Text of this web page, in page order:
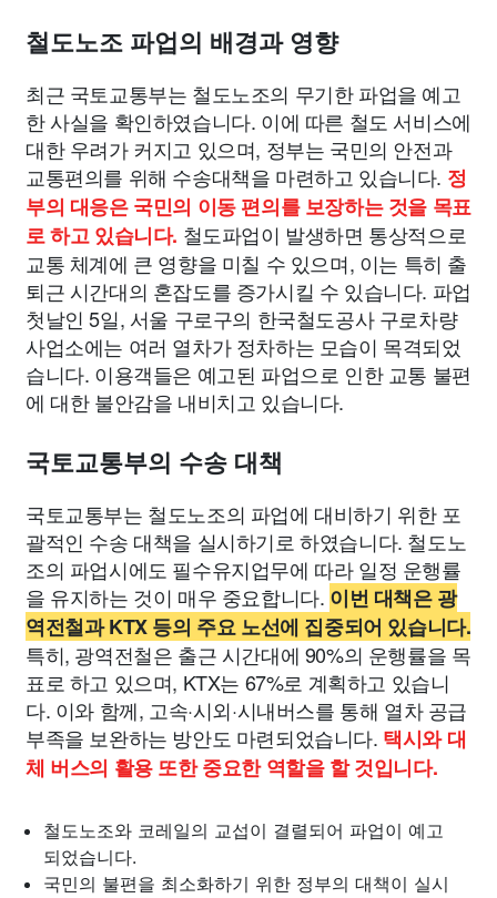
철도노조 파업의 배경과 영향
최근 국토교통부는 철도노조의 무기한 파업을 예고
한 사실을 확인하였습니다. 이에 따른 철도 서비스에
대한 우려가 커지고 있으며, 정부는 국민의 안전과
교통편의를 위해 수송대책을 마련하고 있습니다. 정
부의 대응은 국민의 이동 편의를 보장하는 것을 목표
로 하고 있습니다. 철도파업이 발생하면 통상적으로
교통 체계에 큰 영향을 미칠 수 있으며, 이는 특히 출
퇴근 시간대의 혼잡도를 증가시킬 수 있습니다. 파업
첫날인 5일, 서울 구로구의 한국철도공사 구로차량
사업소에는 여러 열차가 정차하는 모습이 목격되었
습니다. 이용객들은 예고된 파업으로 인한 교통 불편
에 대한 불안감을 내비치고 있습니다.
국토교통부의 수송 대책
국토교통부는 철도노조의 파업에 대비하기 위한 포
괄적인 수송 대책을 실시하기로 하였습니다. 철도노
조의 파업시에도 필수유지업무에 따라 일정 운행률
을 유지하는 것이 매우 중요합니다. 이번 대책은 광
역전철과 KTX 등의 주요 노선에 집중되어 있습니다.
특히, 광역전철은 출근 시간대에 90%의 운행률을 목
표로 하고 있으며, KTX는 67%로 계획하고 있습니
다. 이와 함께, 고속·시외·시내버스를 통해 열차 공급
부족을 보완하는 방안도 마련되었습니다. 택시와 대
체 버스의 활용 또한 중요한 역할을 할 것입니다.
철도노조와 코레일의 교섭이 결렬되어 파업이 예고
되었습니다.
국민의 불편을 최소화하기 위한 정부의 대책이 실시